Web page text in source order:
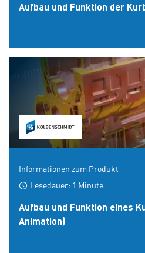
Aufbau und Funktion der
Informationen zum Produkt
Lesedauer: 1 Minute
Aufbau und Funktion eines
Animation)